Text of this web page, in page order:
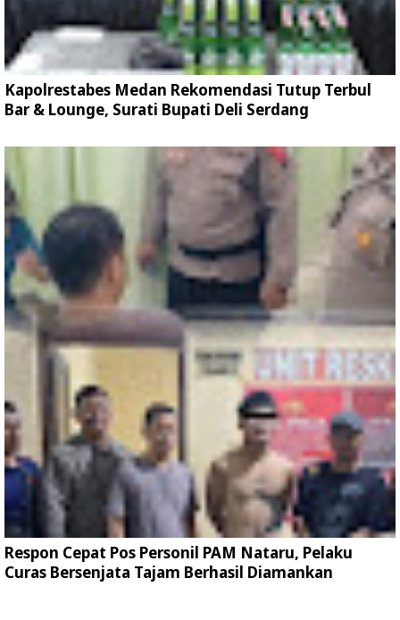
Kapolrestabes Medan Rekomendasi Tutup Terbul
Bar & Lounge, Surati Bupati Deli Serdang
Respon Cepat Pos Personil PAM Nataru, Pelaku
Curas Bersenjata Tajam Berhasil Diamankan